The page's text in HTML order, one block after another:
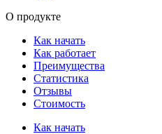
О продукте
Как начать
Как работает
Преимущества
Статистика
Отзывы
Стоимость
Как начать